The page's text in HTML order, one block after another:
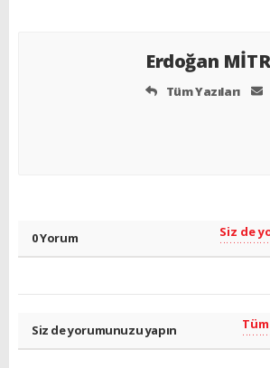
Erdoğan
Tüm Yazıları
0 Yorum Siz de
Siz de yorumunuzu yapın